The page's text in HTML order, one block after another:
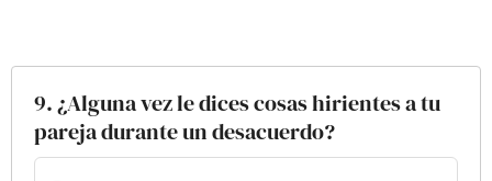
9. ¿Alguna vez le dices cosas hirientes a tu
pareja durante un desacuerdo?